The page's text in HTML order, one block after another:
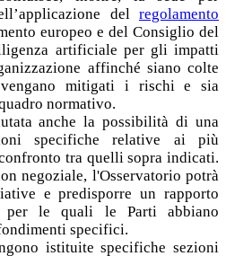
del regolamento
europeo e del Consiglio del
artificiale per gli impatti
affinché siano colte
mitigati i rischi e sia
normativo.
anche la possibilità di una
specifiche relative ai più
tra quelli sopra indicati.
negoziale, l'Osservatorio potrà
e predisporre un rapporto
per le quali le Parti abbiano
specifici.
istituite specifiche sezioni